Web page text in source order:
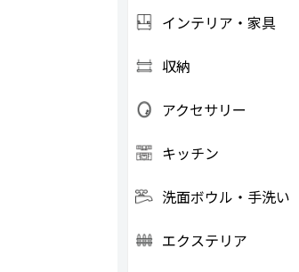
インテリア・家具
収納
アクセサリー
キッチン
洗面ボウル・手洗い
エクステリア